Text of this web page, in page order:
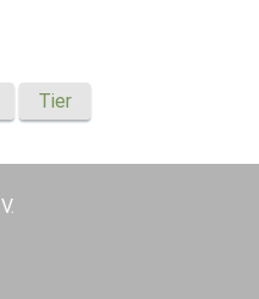
Tier